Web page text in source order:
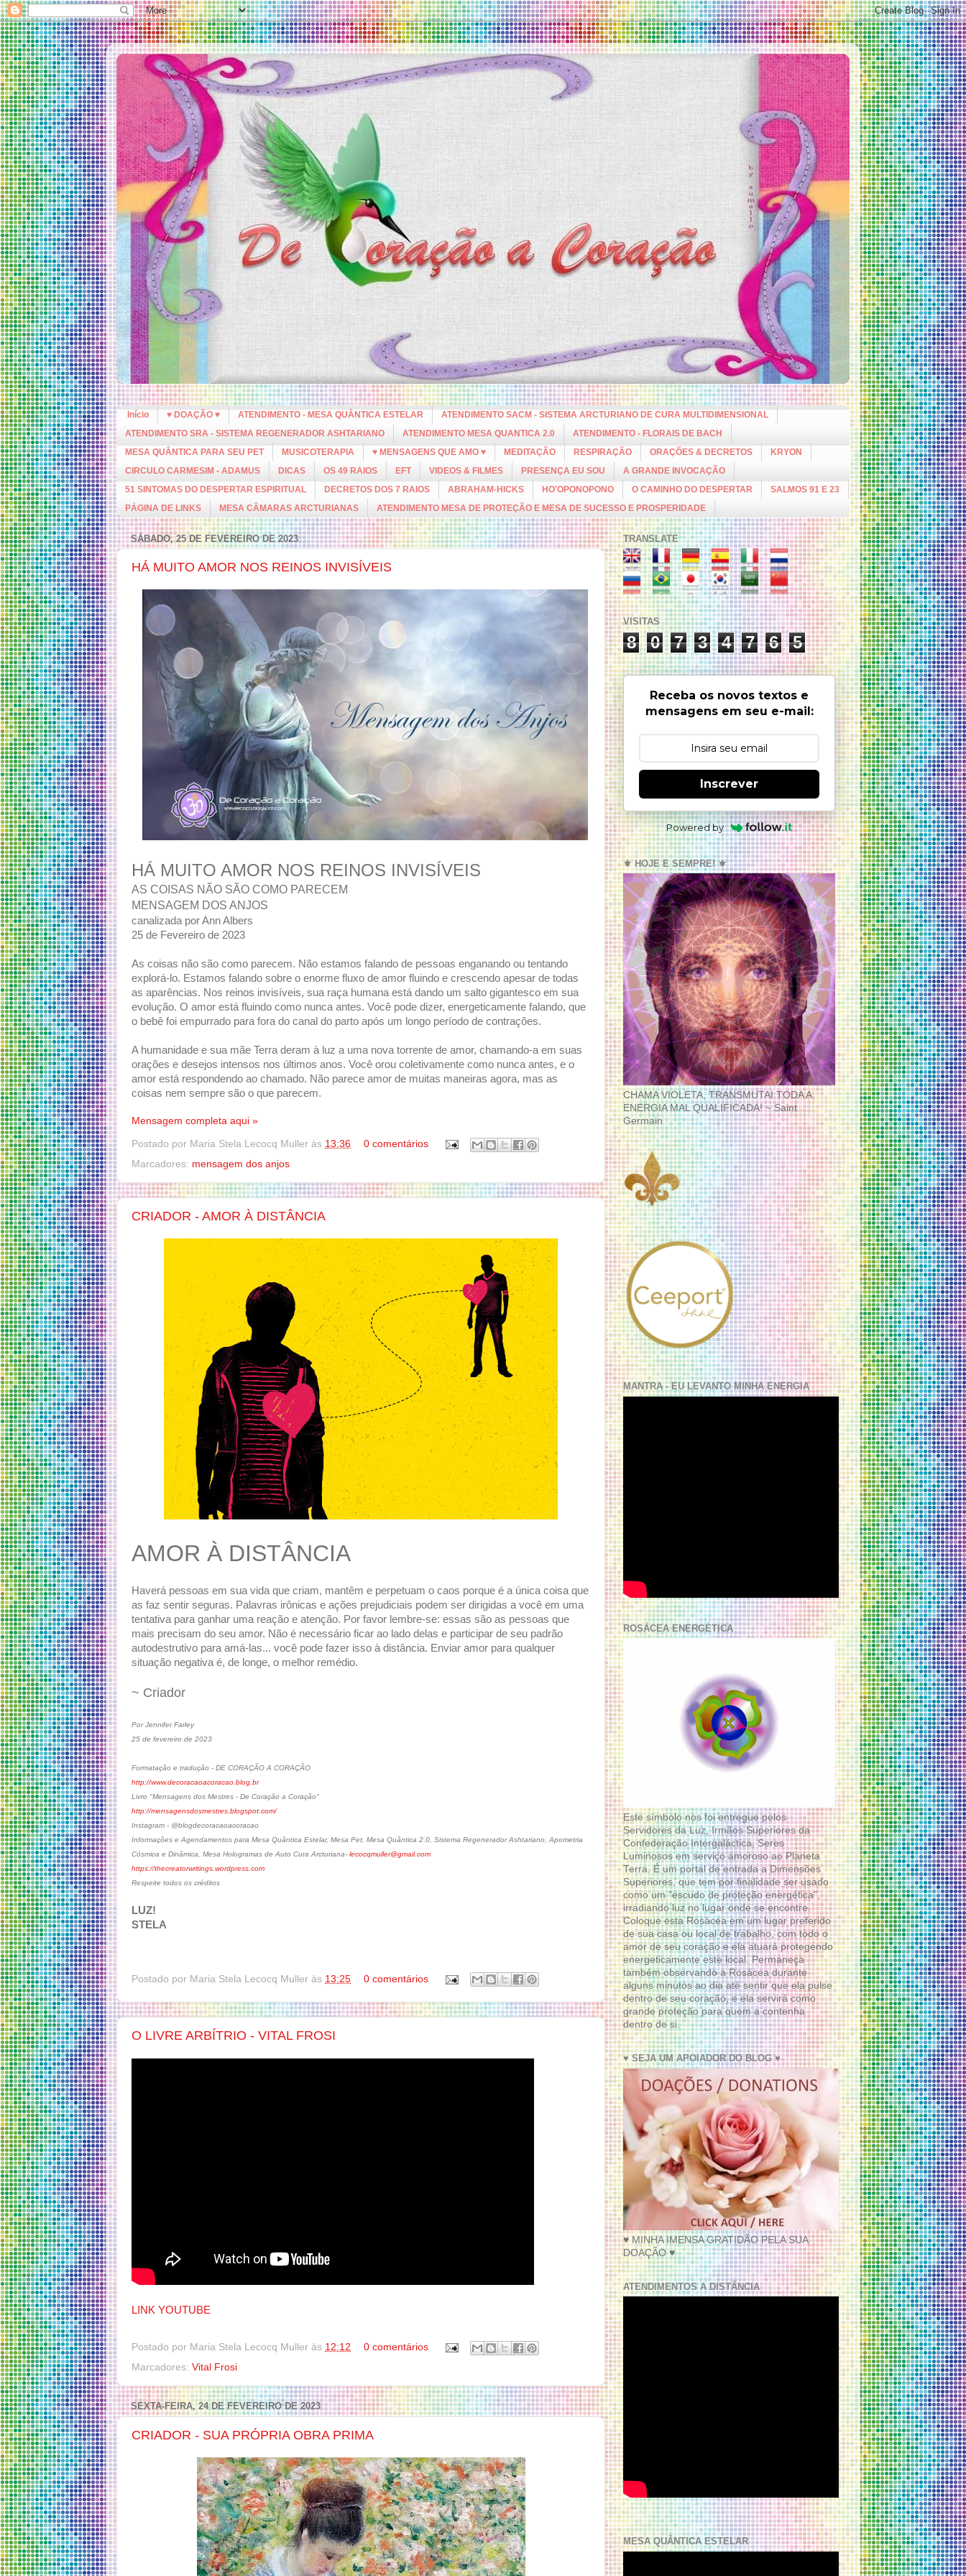
Início ♥ DOAÇÃO ♥ ATENDIMENTO - MESA QUÂNTICA ESTELAR
ATENDIMENTO SACM - SISTEMA ARCTURIANO DE CURA MULTIDIMENSIONAL
ATENDIMENTO SRA - SISTEMA REGENERADOR ASHTARIANO
ATENDIMENTO MESA QUANTICA 2.0
ATENDIMENTO - FLORAIS DE BACH
MESA QUÂNTICA PARA SEU PET
MUSICOTERAPIA ♥ MENSAGENS QUE AMO ♥ MEDITAÇÃO RESPIRAÇÃO ORAÇÕES & DECRETOS
KRYON
CIRCULO CARMESIM - ADAMUS
DICAS OS 49 RAIOS EFT VIDEOS & FILMES PRESENÇA EU SOU
A GRANDE INVOCAÇÃO
51 SINTOMAS DO DESPERTAR ESPIRITUAL
DECRETOS DOS 7 RAIOS ABRAHAM-HICKS HO'OPONOPONO O CAMINHO DO DESPERTAR
SALMOS 91 E 23
PÁGINA DE LINKS
MESA CÂMARAS ARCTURIANAS ATENDIMENTO MESA DE PROTEÇÃO E MESA DE SUCESSO E PROSPERIDADE
SÁBADO, 25 DE FEVEREIRO DE 2023
HÁ MUITO AMOR NOS REINOS INVISÍVEIS
HÁ MUITO AMOR NOS REINOS INVISÍVEIS
AS COISAS NÃO SÃO COMO PARECEM
MENSAGEM DOS ANJOS
canalizada por Ann Albers
25 de Fevereiro de 2023
As coisas não são como parecem. Não estamos falando de pessoas enganando ou tentando
explorá-lo. Estamos falando sobre o enorme fluxo de amor fluindo e crescendo apesar de todas
as aparências. Nos reinos invisíveis, sua raça humana está dando um salto gigantesco em sua
evolução. O amor está fluindo como nunca antes. Você pode dizer, energeticamente falando, que
o bebê foi empurrado para fora do canal do parto após um longo período de contrações.
A humanidade e sua mãe Terra deram à luz a uma nova torrente de amor, chamando-a em suas
orações e desejos intensos nos últimos anos. Você orou coletivamente como nunca antes, e o
amor está respondendo ao chamado. Não parece amor de muitas maneiras agora, mas as
coisas nem sempre são o que parecem.
Mensagem completa aqui »
Postado por Maria Stela Lecocq Muller às 13:36
0 comentários
Marcadores: mensagem dos anjos
CRIADOR - AMOR À DISTÂNCIA
AMOR À DISTÂNCIA
Haverá pessoas em sua vida que criam, mantêm e perpetuam o caos porque é a única coisa que
as faz sentir seguras. Palavras irônicas e ações prejudiciais podem ser dirigidas a você em uma
tentativa para ganhar uma reação e atenção. Por favor lembre-se: essas são as pessoas que
mais precisam do seu amor. Não é necessário ficar ao lado delas e participar de seu padrão
autodestrutivo para amá-las... você pode fazer isso à distância. Enviar amor para qualquer
situação negativa é, de longe, o melhor remédio.
~ Criador
Por Jennifer Farley
25 de fevereiro de 2023
Formatação e tradução - DE CORAÇÃO A CORAÇÃO
http://www.decoracaoacoracao.blog.br
Livro "Mensagens dos Mestres - De Coração a Coração"
http://mensagensdosmestres.blogspot.com/
Instagram - @blogdecoracaoacoracao
Informações e Agendamentos para Mesa Quântica Estelar, Mesa Pet, Mesa Quântica 2.0, Sistema Regenerador Ashtariano, Apometria
Cósmica e Dinâmica, Mesa Hologramas de Auto Cura Arcturiana- lecocqmuller@gmail.com
https://thecreatorwritings.wordpress.com
Respeite todos os créditos
LUZ!
STELA
Postado por Maria Stela Lecocq Muller às 13:25 0 comentários
O LIVRE ARBÍTRIO - VITAL FROSI
LINK YOUTUBE
Postado por Maria Stela Lecocq Muller às 12:12
0 comentários
Marcadores: Vital Frosi
SEXTA-FEIRA, 24 DE FEVEREIRO DE 2023
CRIADOR - SUA PRÓPRIA OBRA PRIMA
TRANSLATE
VISITAS
8 0 7 3 4 7 6 5
Receba os novos textos e
mensagens em seu e-mail:
Inscrever
Powered by
⚜️ HOJE E SEMPRE! ⚜️
CHAMA VIOLETA, TRANSMUTAI TODA A
ENERGIA MAL QUALIFICADA! ~ Saint
Germain
MANTRA - EU LEVANTO MINHA ENERGIA
ROSÁCEA ENERGÉTICA
Este símbolo nos foi entregue pelos
Servidores da Luz, Irmãos Superiores da
Confederação Intergaláctica, Seres
Luminosos em serviço amoroso ao Planeta
Terra. É um portal de entrada a Dimensões
Superiores, que tem por finalidade ser usado
como um “escudo de proteção energética”,
irradiando luz no lugar onde se encontre.
Coloque esta Rosácea em um lugar preferido
de sua casa ou local de trabalho, com todo o
amor de seu coração e ela atuará protegendo
energeticamente este local. Permaneça
também observando a Rosácea durante
alguns minutos ao dia até sentir que ela pulse
dentro de seu coração, e ela servirá como
grande proteção para quem a contenha
dentro de si.
♥ SEJA UM APOIADOR DO BLOG ♥
♥ MINHA IMENSA GRATIDÃO PELA SUA
DOAÇÃO ♥
ATENDIMENTOS A DISTÂNCIA
MESA QUÂNTICA ESTELAR